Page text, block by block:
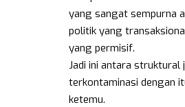
yang sangat sempurna
politik yang
yang permisif.
Jadi ini antara struktural
terkontaminasi dengan
ketemu.